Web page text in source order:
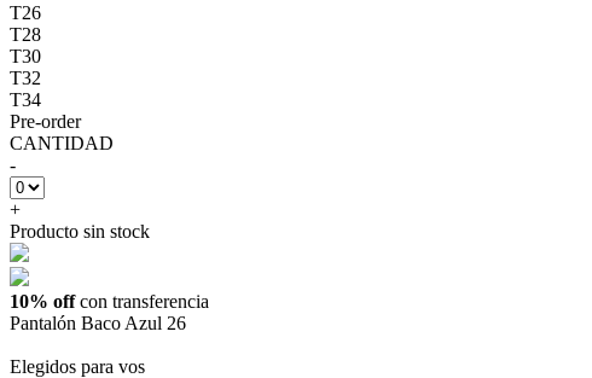
T26
T28
T30
T32
T34
Pre-order
CANTIDAD
-
+
Producto sin stock
10% offcon transferencia
Pantalón Baco Azul 26
Elegidos para vos